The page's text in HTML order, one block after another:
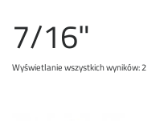
7/16"
Wyświetlanie wszystkich wyników: 2